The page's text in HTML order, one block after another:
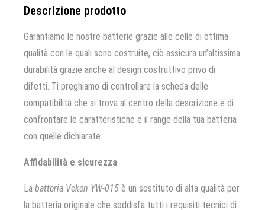
Descrizione prodotto
Garantiamo le nostre batterie grazie alle celle di ottima
qualità con le quali sono costruite, ciò assicura un’altissima
durabilità grazie anche al design costruttivo privo di
difetti. Ti preghiamo di controllare la scheda delle
compatibilità che si trova al centro della descrizione e di
confrontare le caratteristiche e il range della tua batteria
con quelle dichiarate.
Affidabilità e sicurezza
La batteria Veken YW-015 è un sostituto di alta qualità per
la batteria originale che soddisfa tutti i requisiti tecnici di